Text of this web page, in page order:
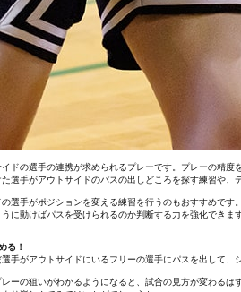
ドの選手の連携が求められるプレーです。プレーの精
選手がアウトサイドのパスの出しどころを探す練習や
選手がポジションを変える練習を行うのもおすすめです。
に動けばパスを受けられるのか判断する力を強化できます
る！
手がアウトサイドにいるフリーの選手にパスを出して
ーの狙いがわかるようになると、試合の見方が変わるはず